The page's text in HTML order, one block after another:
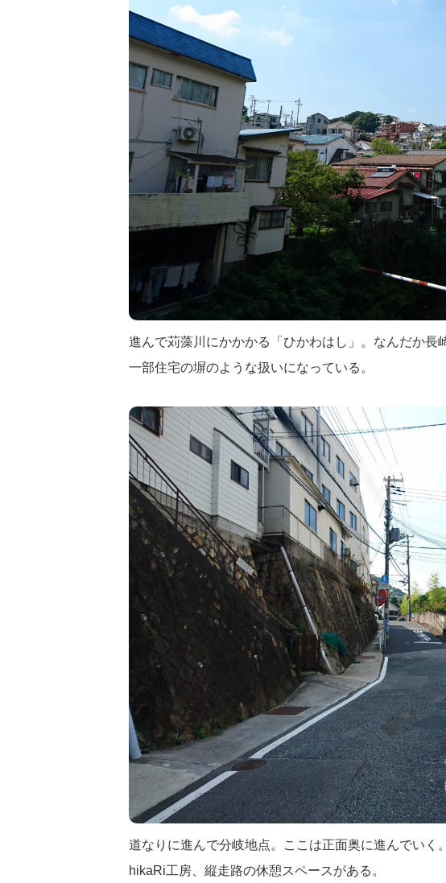
進んで苅藻川にかかかる「ひかわはし」。なんだか長
一部住宅の塀のような扱いになっている。
道なりに進んで分岐地点。ここは正面奥に進んでい
hikaRi工房、縦走路の休憩スペースがある。